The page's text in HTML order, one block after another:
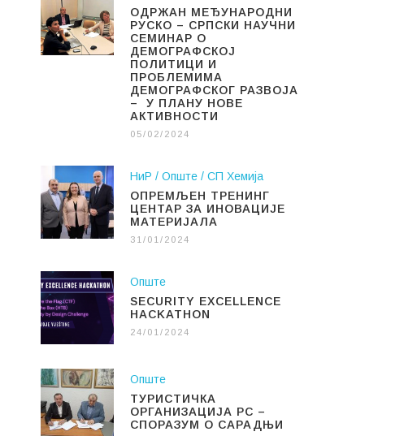
ОДРЖАН МЕЂУНАРОДНИ
РУСКО – СРПСКИ НАУЧНИ
СЕМИНАР О
ДЕМОГРАФСКОЈ
ПОЛИТИЦИ И
ПРОБЛЕМИМА
ДЕМОГРАФСКОГ РАЗВОЈА
– У ПЛАНУ НОВЕ
АКТИВНОСТИ
05/02/2024
НиР Опште
СП Хемија
ОПРЕМЉЕН ТРЕНИНГ
ЦЕНТАР ЗА ИНОВАЦИЈЕ
МАТЕРИЈАЛА
31/01/2024
Опште
SECURITY EXCELLENCE
HACKATHON
24/01/2024
Опште
ТУРИСТИЧКА
ОРГАНИЗАЦИЈА РС –
СПОРАЗУМ О САРАДЊИ